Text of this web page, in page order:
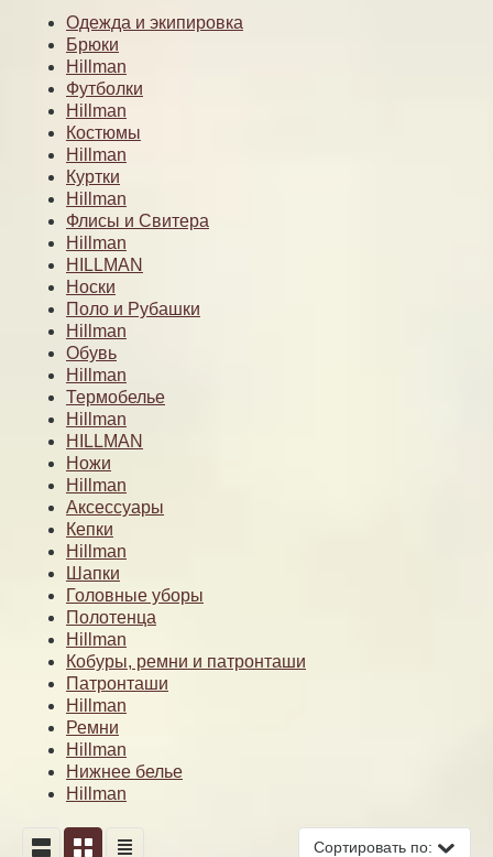
Одежда и экипировка
Брюки
Hillman
Футболки
Hillman
Костюмы
Hillman
Куртки
Hillman
Флисы и Свитера
Hillman
HILLMAN
Носки
Поло и Рубашки
Hillman
Обувь
Hillman
Термобелье
Hillman
HILLMAN
Ножи
Hillman
Аксессуары
Кепки
Hillman
Шапки
Головные уборы
Полотенца
Hillman
Кобуры, ремни и патронташи
Патронташи
Hillman
Ремни
Hillman
Нижнее белье
Hillman
Сортировать по: